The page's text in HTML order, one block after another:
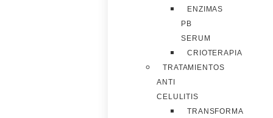
ENZIMAS
PB
SERUM
CRIOTERAPIA
TRATAMIENTOS
ANTI
CELULITIS
TRANSFORMA